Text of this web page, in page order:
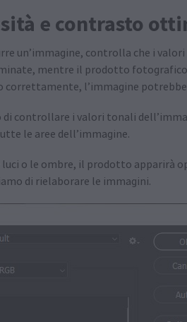
e contrasto
un’immagine, controlla che i
mentre il prodotto fotografico
correttamente, l’immagine
di controllare i valori tonali
le aree dell’immagine.
luci o le ombre, il prodotto apparirà
di rielaborare le immagini.